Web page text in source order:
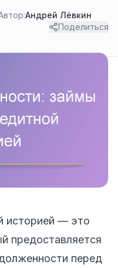
Андрей Лёвкин
Поделиться
историей — это
предоставляется
перед